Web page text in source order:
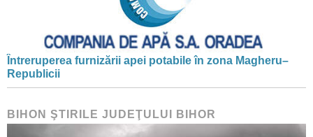
Întreruperea furnizării apei potabile în zona Magheru–
Republicii
BIHON ŞTIRILE JUDEŢULUI BIHOR